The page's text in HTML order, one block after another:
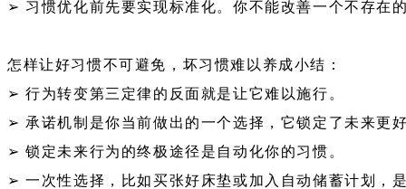
➢ 习惯优化前先要实现标准化。你不能改善一个不存在
怎样让好习惯不可避免，坏习惯难以养成小结：
➢ 行为转变第三定律的反面就是让它难以施行。
➢ 承诺机制是你当前做出的一个选择，它锁定了未来更
➢ 锁定未来行为的终极途径是自动化你的习惯。
➢ 一次性选择，比如买张好床垫或加入自动储蓄计划，